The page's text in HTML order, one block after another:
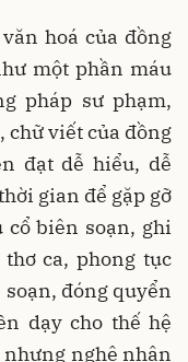
hoá của đồng
một phần máu
pháp sư phạm,
chữ viết của đồng
đạt dễ hiểu, dễ
gian để gặp gỡ
biên soạn, ghi
ca, phong tục
đóng quyển
dạy cho thế hệ
nhưng nghệ nhân